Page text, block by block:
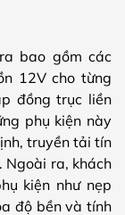
bao gồm các
12V cho từng
đồng trục liền
phụ kiện này
truyền tải tín
ra, khách
kiện như nẹp
độ bền và tính